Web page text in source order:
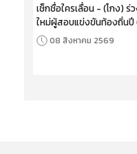
เช็กชื่อใครเลื่อน - (โกง)
ใหม่ผู้สอบแข่งขันท้องถิ่นปี
08 สิงหาคม 2569